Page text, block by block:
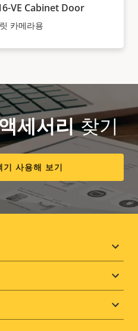
VE Cabinet Door
카메라용
세서리찾기
기 사용해 보기